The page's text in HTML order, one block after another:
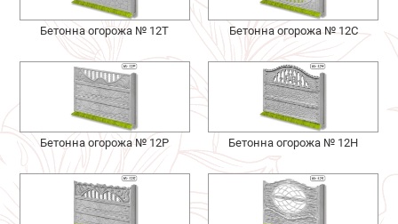
Бетонна огорожа № 12Т Бетонна огорожа № 12С
Бетонна огорожа № 12Р Бетонна огорожа № 12Н